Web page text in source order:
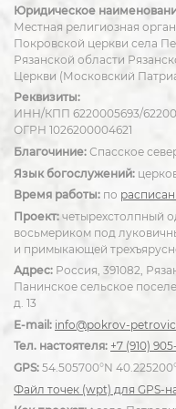
Юридическое
Местная религиозная
Покровской церкви села
Рязанской области
Церкви (Московский
Реквизиты:
ИНН/КПП 6220005693/
ОГРН 1026200004621
Благочиние: Спасское
Язык богослужений:
Время работы: по
Проект: четырехстолпный
восьмериком под
и примыкающей
Адрес: Россия, 391082,
Панинское сельское
д. 13
E-mail: info@pokrov-
Тел. настоятеля: +7 (910)
GPS: 54.505700°N
Файл точек (wpt) для GPS-